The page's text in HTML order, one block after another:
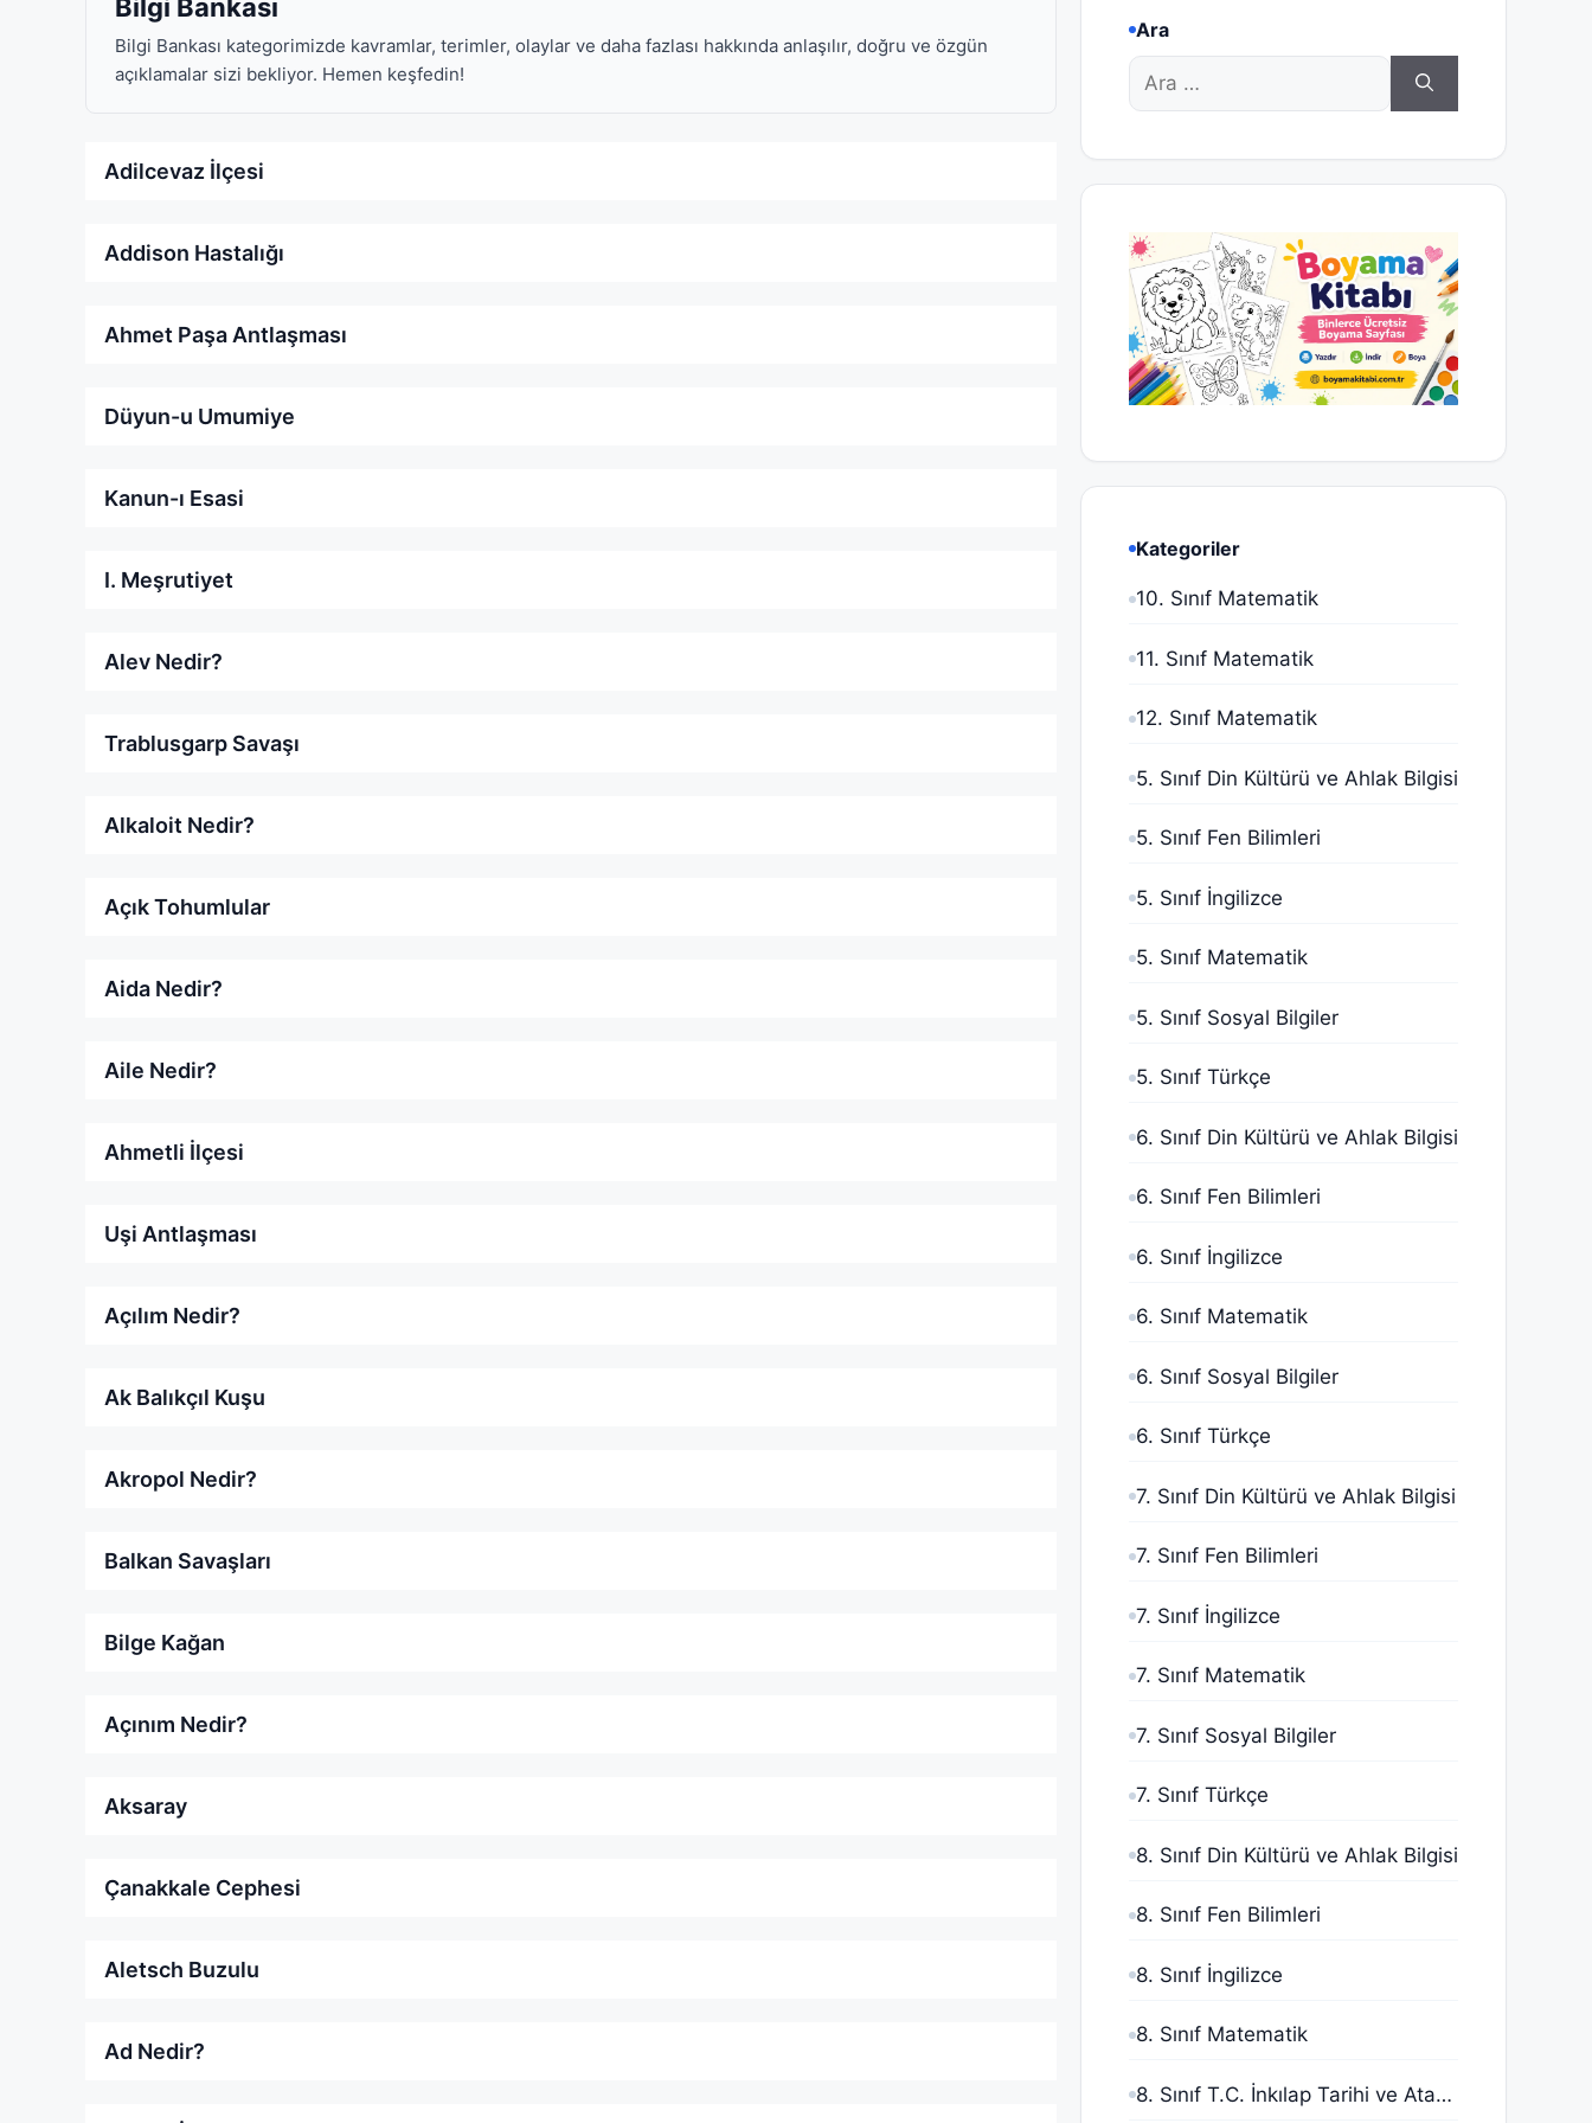
Bilgi Bankası
Bilgi Bankası kategorimizde kavramlar, terimler, olaylar ve daha fazlası hakkında anlaşılır, doğru ve özgün
açıklamalar sizi bekliyor. Hemen keşfedin!
Adilcevaz İlçesi
Addison Hastalığı
Ahmet Paşa Antlaşması
Düyun-u Umumiye
Kanun-ı Esasi
I. Meşrutiyet
Alev Nedir?
Trablusgarp Savaşı
Alkaloit Nedir?
Açık Tohumlular
Aida Nedir?
Aile Nedir?
Ahmetli İlçesi
Uşi Antlaşması
Açılım Nedir?
Ak Balıkçıl Kuşu
Akropol Nedir?
Balkan Savaşları
Bilge Kağan
Açınım Nedir?
Aksaray
Çanakkale Cephesi
Aletsch Buzulu
Ad Nedir?
Ara
için
ara
Kategoriler
10. Sınıf Matematik
11. Sınıf Matematik
12. Sınıf Matematik
5. Sınıf Din Kültürü ve Ahlak Bilgisi
5. Sınıf Fen Bilimleri
5. Sınıf İngilizce
5. Sınıf Matematik
5. Sınıf Sosyal Bilgiler
5. Sınıf Türkçe
6. Sınıf Din Kültürü ve Ahlak Bilgisi
6. Sınıf Fen Bilimleri
6. Sınıf İngilizce
6. Sınıf Matematik
6. Sınıf Sosyal Bilgiler
6. Sınıf Türkçe
7. Sınıf Din Kültürü ve Ahlak Bilgisi
7. Sınıf Fen Bilimleri
7. Sınıf İngilizce
7. Sınıf Matematik
7. Sınıf Sosyal Bilgiler
7. Sınıf Türkçe
8. Sınıf Din Kültürü ve Ahlak Bilgisi
8. Sınıf Fen Bilimleri
8. Sınıf İngilizce
8. Sınıf Matematik
8. Sınıf T.C. İnkılap Tarihi ve Atatürkçülük